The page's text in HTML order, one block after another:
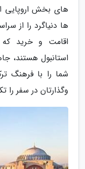
های بخش اروپایی
ها دنیاگرد را از
اقامت و خرید که
استانبول هستند،
شما را با فرهنگ
وگذارتان در سفر را